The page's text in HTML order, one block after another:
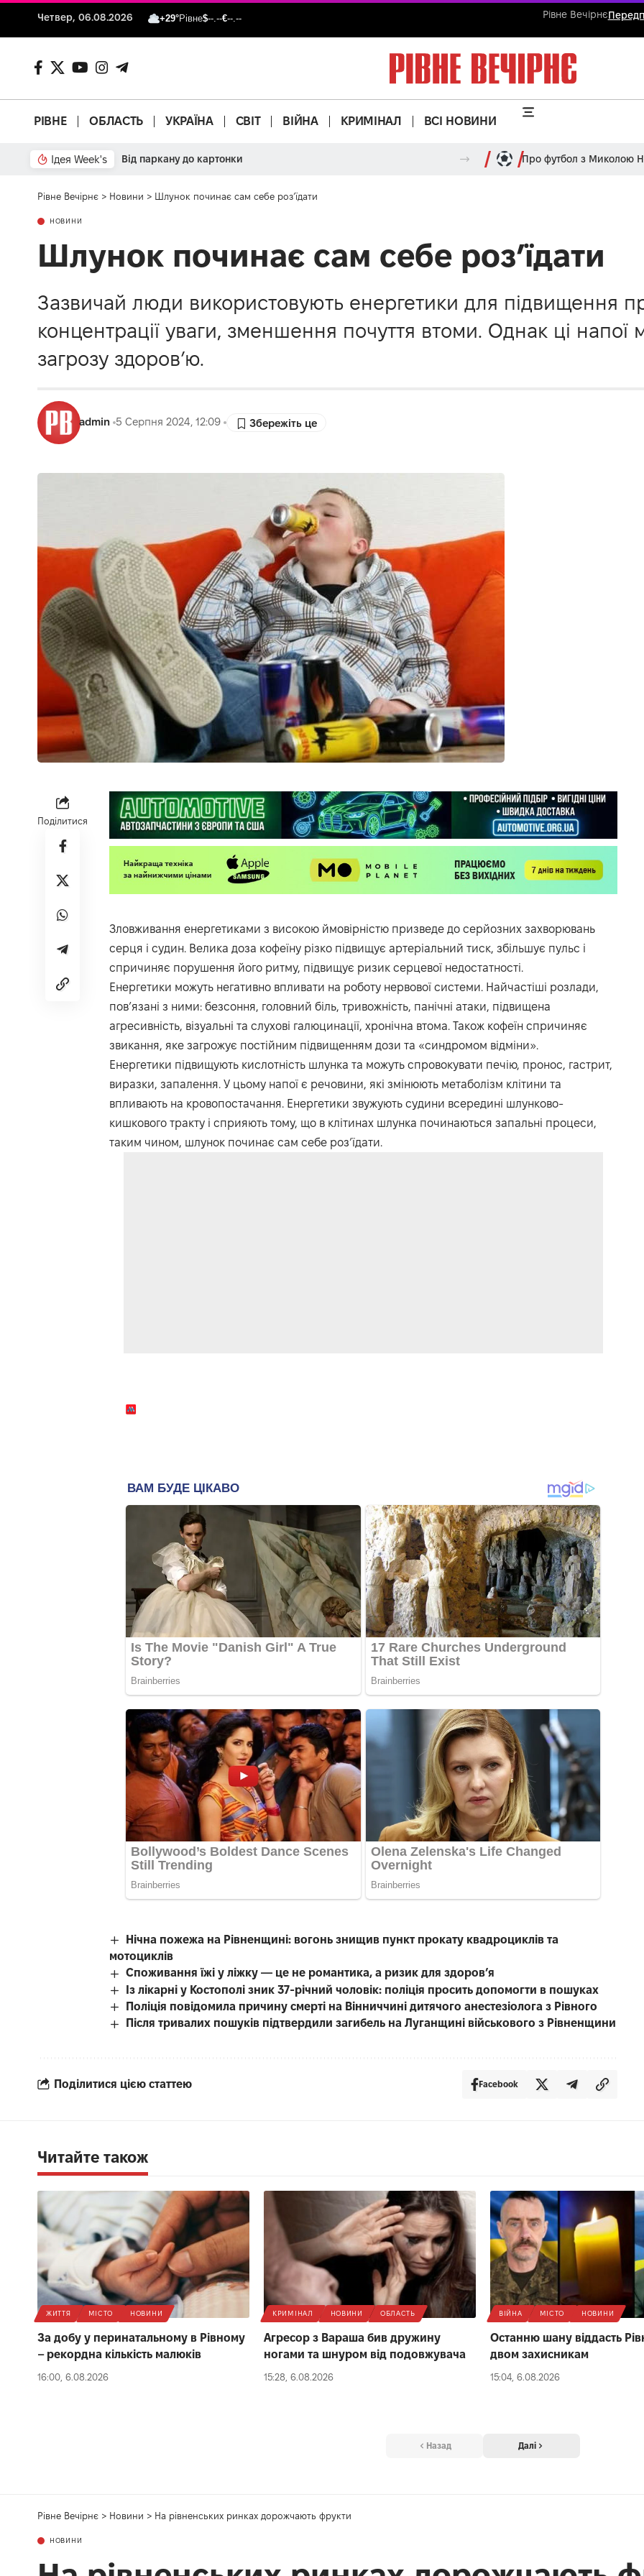
Четвер, 06.08.2026 +29°Рівне$--.--€--.-- Рівне Вечірнє
РІВНЕ ОБЛАСТЬ УКРАЇНА СВІТ ВІЙНА КРИМІНАЛ ВСІ НОВИНИ
Ідея Week's Від паркану до картонки Про футбол з Миколою
Рівне Вечірнє > Новини > Шлунок починає сам себе роз’їдати
НОВИНИ
Шлунок починає сам себе роз’їдати
Зазвичай люди використовують енергетики для підвищення
концентрації уваги, зменшення почуття втоми. Однак ці напої
загрозу здоров’ю.
admin 5 Серпня 2024, 12:09
Поділитися
Зловживання енергетиками з високою ймовірністю призведе до серйозних захворювань
серця і судин. Велика доза кофеїну різко підвищує артеріальний тиск, збільшує пульс і
спричиняє порушення його ритму, підвищує ризик серцевої недостатності.
Енергетики можуть негативно впливати на роботу нервової системи. Найчастіші розлади,
пов’язані з ними: безсоння, головний біль, тривожність, панічні атаки, підвищена
агресивність, візуальні та слухові галюцинації, хронічна втома. Також кофеїн спричиняє
звикання, яке загрожує постійним підвищенням дози та «синдромом відміни».
Енергетики підвищують кислотність шлунка та можуть спровокувати печію, пронос, гастрит,
виразки, запалення. У цьому напої є речовини, які змінюють метаболізм клітини та
впливають на кровопостачання. Енергетики звужують судини всередині шлунково-
кишкового тракту і сприяють тому, що в клітинах шлунка починаються запальні процеси,
таким чином, шлунок починає сам себе роз’їдати.
Нічна пожежа на Рівненщині: вогонь знищив пункт прокату квадроциклів та
мотоциклів
Споживання їжі у ліжку — це не романтика, а ризик для здоров’я
Із лікарні у Костополі зник 37-річний чоловік: поліція просить допомогти в пошуках
Поліція повідомила причину смерті на Вінниччині дитячого анестезіолога з Рівного
Після тривалих пошуків підтвердили загибель на Луганщині військового з Рівненщини
Поділитися цією статтею Facebook
Читайте також
ЖИТТЯ МІСТО НОВИНИ
За добу у перинатальному в Рівному
– рекордна кількість малюків
16:00, 6.08.2026
КРИМІНАЛ НОВИНИ ОБЛАСТЬ
Агресор з Вараша бив дружину
ногами та шнуром від подовжувача
15:28, 6.08.2026
ВІЙНА МІСТО НОВИНИ
Останню шану віддасть
двом захисникам
15:04, 6.08.2026
Назад Далі
Рівне Вечірнє > Новини > На рівненських ринках дорожчають фрукти
НОВИНИ